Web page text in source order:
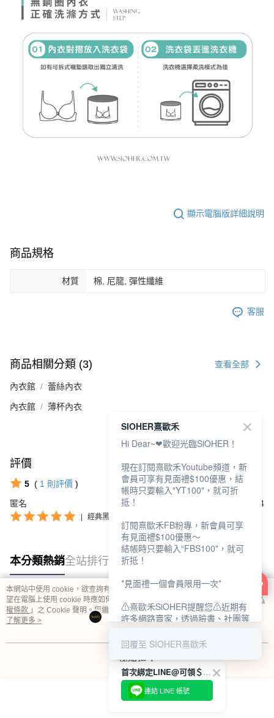
顯示電腦版詳細說明
商品規格
材質 棉, 尼龍, 彈性纖維
客服
商品相關分類 (3) 查看全部
內衣館 蕾絲內衣
內衣館 薄杯內衣
評價 查看全部
5 ( 1 則評價 )
匿名
2024/05/14
經典黑/2L
本分類熱銷全站排行
熱門標籤
本網站中使用 cookie，欲查詢有關本網站使用 cookie 方式之詳情，及若您不希
望在電腦上使用 cookie 時應如何變更電腦的 cookie 設定，請參閱本網站「
隱私
權條款 」之 Cookie 聲明。您繼續使用本網站即表示您同意本公司得按本網站使
用條款之 Cookie 聲明使用 cookie。
了解更多 >
我知道了
首次綁定LINE@可領＄100折扣優惠
連結 LINE 帳號
SIOHER熹歐禾
Hi Dear~❤歡迎光臨SiOHER！
現在訂閱熹歐禾Youtube頻道，新
會員可享有見面禮$100優惠，結
帳時只要輸入"YT100"，就可折
抵！
訂閱熹歐禾FB粉專，新會員可享
有見面禮$100優惠～
結帳時只要輸入“FBS100"，就可
折抵！
*見面禮一個會員限用一次*
⚠熹歐禾SiOHER提醒您⚠近期有
許多網路賣家，透過臉書、社團等
SiOHER』品牌授權、或有內部管
消費者上當及受害。
如有疑慮請至官網先訂單查尋如
〝TM / TS / TG〞開頭,都是我們
回覆至 SIOHER熹歐禾